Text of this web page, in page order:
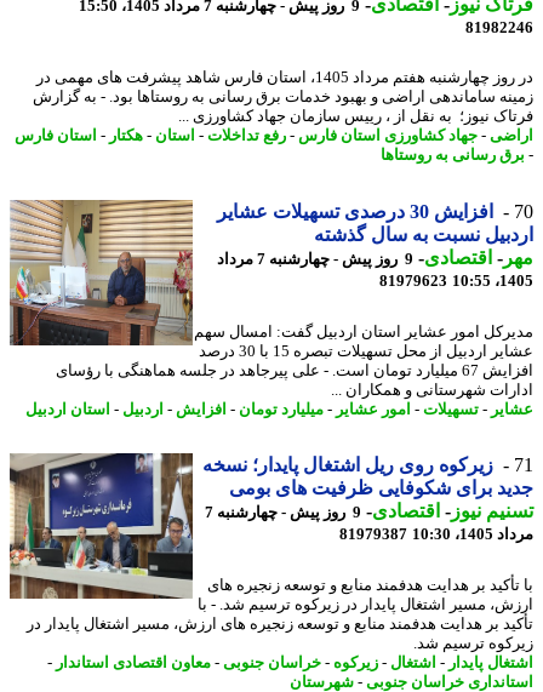
9 روز پیش - چهارشنبه 7 مرداد 1405، 15:50
در روز چهارشنبه هفتم مرداد 1405، استان فارس شاهد پیشرفت های مهمی در
ساماندهی اراضی و بهبود خدمات برق رسانی به روستاها بود. - به گزارش
نیوز؛ به نقل از ، رییس سازمان جهاد کشاورزی ...
-جهاد کشاورزی استان فارس-رفع تداخلات-استان-هکتار-استان فارس
رسانی به روستاها
افزایش 30 درصدی تسهیلات عشایر
نسبت به سال گذشته
-اقتصادی-
9 روز پیش - چهارشنبه 7 مرداد
81979623
امور عشایر استان اردبیل گفت: امسال سهم
عشایر اردبیل از محل تسهیلات تبصره 15 با 30 درصد
افزایش 67 میلیارد تومان است. - علی پیرجاهد در جلسه هماهنگی با رؤسای
شهرستانی و همکاران ...
-تسهیلات-امور عشایر-میلیارد تومان-افزایش -اردبیل -استان اردبیل
زیرکوه روی ریل اشتغال پایدار؛ نسخه
برای شکوفایی ظرفیت های بومی
نیوز-اقتصادی-
9 روز پیش - چهارشنبه 7
10:30
81979387
بر هدایت هدفمند منابع و توسعه زنجیره های
مسیر اشتغال پایدار در زیرکوه ترسیم شد. - با
بر هدایت هدفمند منابع و توسعه زنجیره های ارزش، مسیر اشتغال پایدار در
ترسیم شد.
پایدار-اشتغال-زیرکوه -خراسان جنوبی-معاون اقتصادی استاندار-
خراسان جنوبی-شهرستان